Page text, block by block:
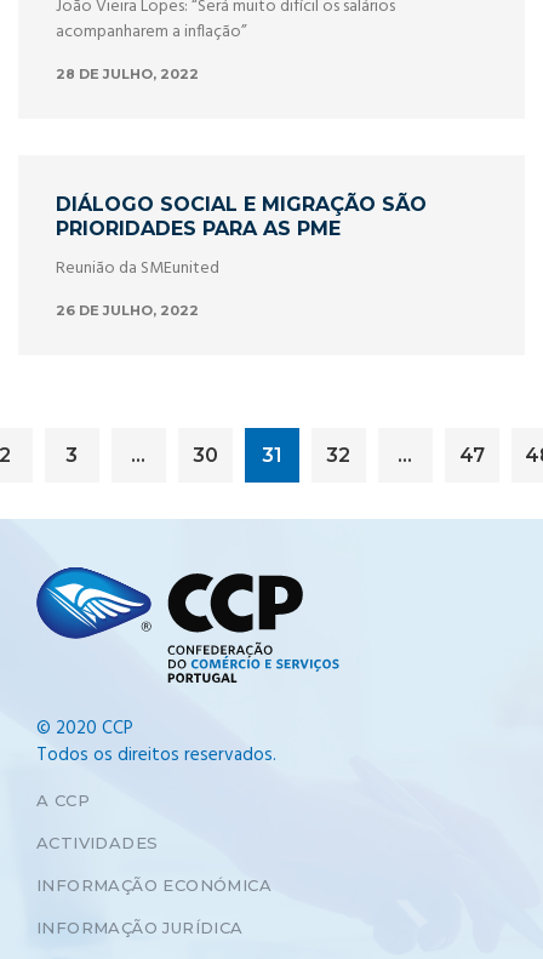
João Vieira Lopes: “Será muito difícil os salários
acompanharem a inflação”
28 DE JULHO, 2022
DIÁLOGO SOCIAL E MIGRAÇÃO SÃO
PRIORIDADES PARA AS PME
Reunião da SMEunited
26 DE JULHO, 2022
2 3 … 30 31 32 … 47
© 2020 CCP
Todos os direitos reservados.
A CCP
ACTIVIDADES
INFORMAÇÃO ECONÓMICA
INFORMAÇÃO JURÍDICA